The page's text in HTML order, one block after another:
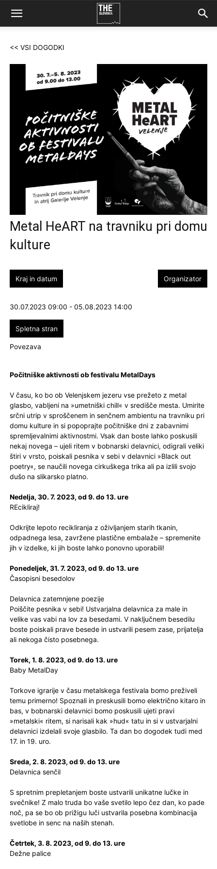
<< VSI DOGODKI
Metal HeART na travniku pri domu
kulture
Kraj in datum
30.07.2023 09:00 - 05.08.2023 14:00
Organizator
Spletna stran
Povezava
Počitniške aktivnosti ob festivalu MetalDays
V času, ko bo ob Velenjskem jezeru vse prežeto z metal
glasbo, vabljeni na »umetniški chill« v središče mesta. Umirite
srčni utrip v sproščenem in senčnem ambientu na travniku pri
domu kulture in si popoprajte počitniške dni z zabavnimi
spremljevalnimi aktivnostmi. Vsak dan boste lahko poskusili
nekaj novega – ujeli ritem v bobnarski delavnici, odigrali veliki
štiri v vrsto, poiskali pesnika v sebi v delavnici »Black out
poetry«, se naučili novega cirkuškega trika ali pa izlili svojo
dušo na slikarsko platno.
Nedelja, 30. 7. 2023, od 9. do 13. ure
REcikliraj!
Odkrijte lepoto recikliranja z oživljanjem starih tkanin,
odpadnega lesa, zavržene plastične embalaže – spremenite
jih v izdelke, ki jih boste lahko ponovno uporabili!
Ponedeljek, 31. 7. 2023, od 9. do 13. ure
Časopisni besedolov
Delavnica zatemnjene poezije
Poiščite pesnika v sebi! Ustvarjalna delavnica za male in
velike vas vabi na lov za besedami. V naključnem besedilu
boste poiskali prave besede in ustvarili pesem zase, prijatelja
ali nekoga čisto posebnega.
Torek, 1. 8. 2023, od 9. do 13. ure
Baby MetalDay
Torkove igrarije v času metalskega festivala bomo preživeli
temu primerno! Spoznali in preskusili bomo električno kitaro in
bas, v bobnarski delavnici bomo poskusili ujeti pravi
»metalski« ritem, si narisali kak »hud« tatu in si v ustvarjalni
delavnici izdelali svoje glasbilo. Ta dan bo dogodek tudi med
17. in 19. uro.
Sreda, 2. 8. 2023, od 9. do 13. ure
Delavnica senčil
S spretnim prepletanjem boste ustvarili unikatne lučke in
svečnike! Z malo truda bo vaše svetilo lepo čez dan, ko pade
noč, pa se bo ob prižigu luči ustvarila posebna kombinacija
svetlobe in senc na naših stenah.
Četrtek, 3. 8. 2023, od 9. do 13. ure
Dežne palice